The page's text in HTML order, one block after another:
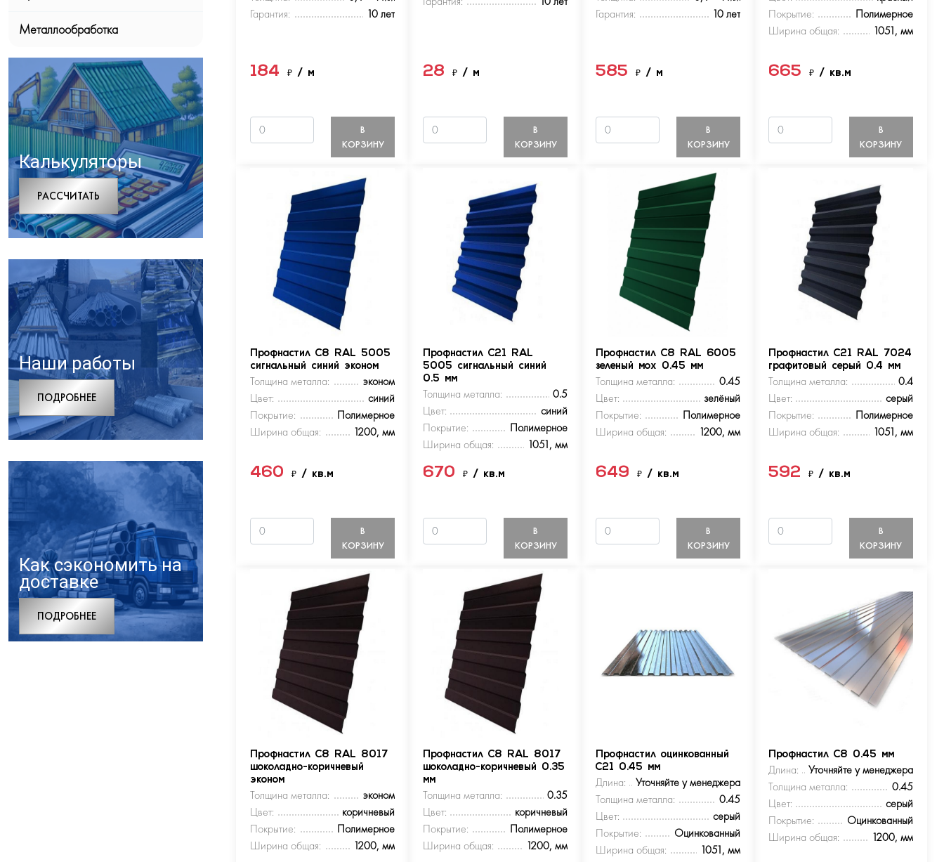
Металлообработка
Калькуляторы
РАCСЧИТАТЬ
Наши работы
ПОДРОБНЕЕ
Как сэкономить на
доставке
ПОДРОБНЕЕ
Гарантия:
10 лет
184₽/ м
В
КОРЗИНУ
28₽/ м
В
КОРЗИНУ
Гарантия:
10 лет
585₽/ м
В
КОРЗИНУ
Покрытие:
Полимерное
Ширина общая:
1051, мм
665 ₽ / кв.м
В
КОРЗИНУ
Профнастил С8 RAL 5005
сигнальный синий эконом
Толщина металла:
эконом
Цвет:
синий
Покрытие:
Полимерное
Ширина общая:
1200, мм
460₽/ кв.м
В
КОРЗИНУ
Профнастил С21 RAL
5005 сигнальный синий
0.5 мм
Толщина металла:
0.5
Цвет:
синий
Покрытие:
Полимерное
Ширина общая:
1051, мм
670₽/ кв.м
В
КОРЗИНУ
Профнастил С8 RAL 6005
зеленый мох 0.45 мм
Толщина металла:
0.45
Цвет:
зелёный
Покрытие:
Полимерное
Ширина общая:
1200, мм
649₽/ кв.м
В
КОРЗИНУ
Профнастил С21 RAL 7024
графитовый серый 0.4 мм
Толщина металла:
0.4
Цвет:
серый
Покрытие:
Полимерное
Ширина общая:
1051, мм
592 ₽ / кв.м
В
КОРЗИНУ
Профнастил С8 RAL 8017
шоколадно-коричневый
эконом
Толщина металла:
эконом
Цвет:
коричневый
Покрытие:
Полимерное
Ширина общая:
1200, мм
Профнастил С8 RAL 8017
шоколадно-коричневый 0.35
мм
Толщина металла:
0.35
Цвет:
коричневый
Покрытие:
Полимерное
Ширина общая:
1200, мм
Профнастил оцинкованный
С21 0.45 мм
Длина:
Уточняйте у менеджера
Толщина металла:
0.45
Цвет:
серый
Покрытие:
Оцинкованный
Ширина общая:
1051, мм
Профнастил С8 0.45 мм
Длина:
Уточняйте у менеджера
Толщина металла:
0.45
Цвет:
серый
Покрытие:
Оцинкованный
Ширина общая:
1200, мм